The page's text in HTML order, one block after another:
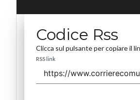
Codice Rss
Clicca sul pulsante per copiare il
RSS link